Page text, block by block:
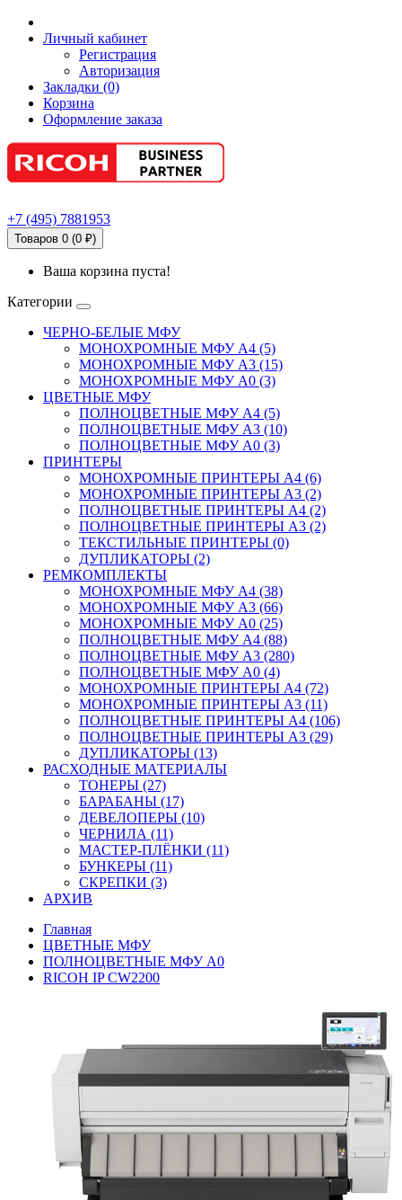
Личный кабинет
Регистрация
Авторизация
Закладки (0)
Корзина
Оформление заказа
+7 (495) 7881953
Товаров 0 (0 ₽)
Ваша корзина пуста!
Категории
ЧЕРНО-БЕЛЫЕ МФУ
МОНОХРОМНЫЕ МФУ А4 (5)
МОНОХРОМНЫЕ МФУ А3 (15)
МОНОХРОМНЫЕ МФУ А0 (3)
ЦВЕТНЫЕ МФУ
ПОЛНОЦВЕТНЫЕ МФУ А4 (5)
ПОЛНОЦВЕТНЫЕ МФУ А3 (10)
ПОЛНОЦВЕТНЫЕ МФУ А0 (3)
ПРИНТЕРЫ
МОНОХРОМНЫЕ ПРИНТЕРЫ А4 (6)
МОНОХРОМНЫЕ ПРИНТЕРЫ А3 (2)
ПОЛНОЦВЕТНЫЕ ПРИНТЕРЫ А4 (2)
ПОЛНОЦВЕТНЫЕ ПРИНТЕРЫ А3 (2)
ТЕКСТИЛЬНЫЕ ПРИНТЕРЫ (0)
ДУПЛИКАТОРЫ (2)
РЕМКОМПЛЕКТЫ
МОНОХРОМНЫЕ МФУ А4 (38)
МОНОХРОМНЫЕ МФУ А3 (66)
МОНОХРОМНЫЕ МФУ А0 (25)
ПОЛНОЦВЕТНЫЕ МФУ А4 (88)
ПОЛНОЦВЕТНЫЕ МФУ А3 (280)
ПОЛНОЦВЕТНЫЕ МФУ А0 (4)
МОНОХРОМНЫЕ ПРИНТЕРЫ А4 (72)
МОНОХРОМНЫЕ ПРИНТЕРЫ А3 (11)
ПОЛНОЦВЕТНЫЕ ПРИНТЕРЫ А4 (106)
ПОЛНОЦВЕТНЫЕ ПРИНТЕРЫ А3 (29)
ДУПЛИКАТОРЫ (13)
РАСХОДНЫЕ МАТЕРИАЛЫ
ТОНЕРЫ (27)
БАРАБАНЫ (17)
ДЕВЕЛОПЕРЫ (10)
ЧЕРНИЛА (11)
МАСТЕР-ПЛЁНКИ (11)
БУНКЕРЫ (11)
СКРЕПКИ (3)
АРХИВ
Главная
ЦВЕТНЫЕ МФУ
ПОЛНОЦВЕТНЫЕ МФУ А0
RICOH IP CW2200